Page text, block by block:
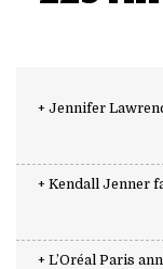
+ Jennifer
+ Kendall Jenner
+ L’Oréal Paris